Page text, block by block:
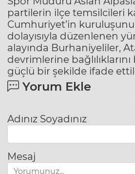
partilerin ilçe temsilcileri
Cumhuriyet’in kuruluşunun
dolayısıyla düzenlenen
alayında Burhaniyeliler,
devrimlerine
güçlü bir şekilde ifade
Yorum Ekle
Adınız Soyadınız
Mesaj